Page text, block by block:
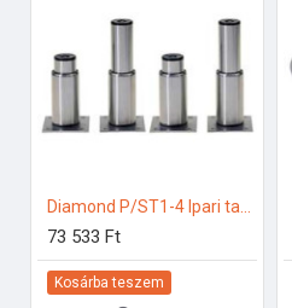
73 533 Ft
Kosárba teszem